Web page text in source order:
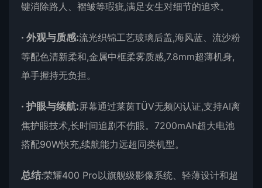
键消除路人、褶皱等瑕疵,满足女生对细节的追求。
· 外观与质感:流光织锦工艺玻璃后盖,海风蓝、流沙粉
等配色清新柔和,金属中框柔雾质感,7.8mm超薄机身,
单手握持无负担。
· 护眼与续航:屏幕通过莱茵TÜV无频闪认证,支持AI离
焦护眼技术,长时间追剧不伤眼。7200mAh超大电池
搭配90W快充,续航能力远超同类机型。
总结:荣耀400 Pro以旗舰级影像系统、轻薄设计和超